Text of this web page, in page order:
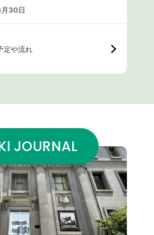
30日
定や流れ
JOURNAL